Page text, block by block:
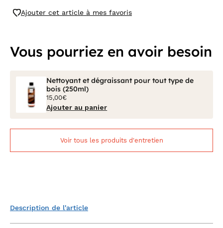
Ajouter cet article à mes favoris
Vous pourriez en avoir besoin
Nettoyant et dégraissant pour tout type de
bois (250ml)
15,00€
Ajouter au panier
Voir tous les produits d'entretien
Description de l'article